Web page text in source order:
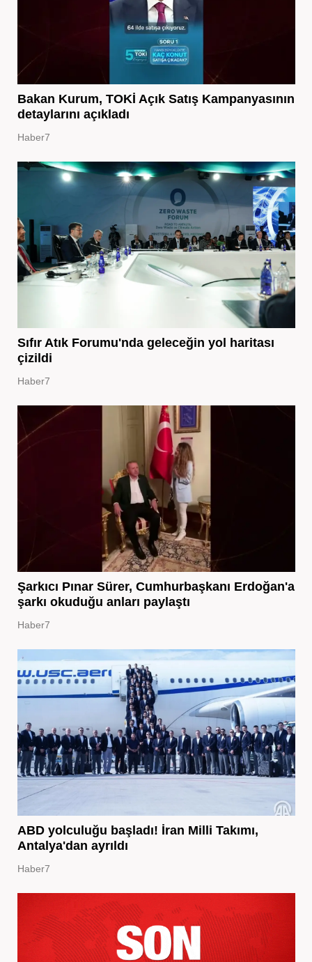
Bakan Kurum, TOKİ Açık Satış Kampanyasının
detaylarını açıkladı
Haber7
Sıfır Atık Forumu'nda geleceğin yol haritası
çizildi
Haber7
Şarkıcı Pınar Sürer, Cumhurbaşkanı Erdoğan'a
şarkı okuduğu anları paylaştı
Haber7
ABD yolculuğu başladı! İran Milli Takımı,
Antalya'dan ayrıldı
Haber7